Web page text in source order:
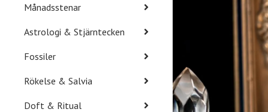
Månadsstenar
Astrologi & Stjärntecken
Fossiler
Rökelse & Salvia
Doft & Ritual